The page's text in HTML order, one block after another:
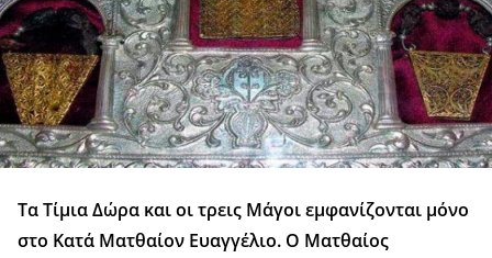
Tα Τίμια Δώρα και οι τρεις Μάγοι εμφανίζονται μόνο
στο Κατά Ματθαίον Ευαγγέλιο. Ο Ματθαίος